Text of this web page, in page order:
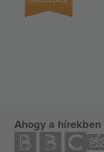
Ahogy a